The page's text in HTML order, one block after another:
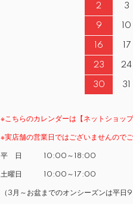
2 3
9 10
16 17
23 24
30 31
※こちらのカレンダーは【ネットショッ
※実店舗の営業日ではございませんのでご
平 日 10:00～18:00
土曜日 10:00～17:00
（3月～お盆までのオンシーズンは平